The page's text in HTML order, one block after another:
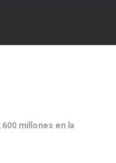
millones en la